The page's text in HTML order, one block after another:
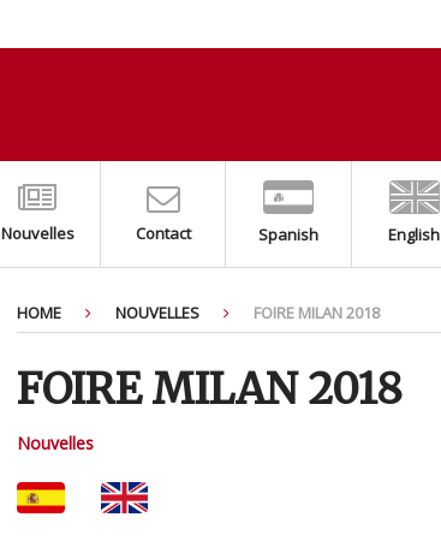
Nouvelles Contact Spanish English
HOME NOUVELLES FOIRE MILAN 2018
FOIRE MILAN 2018
Nouvelles